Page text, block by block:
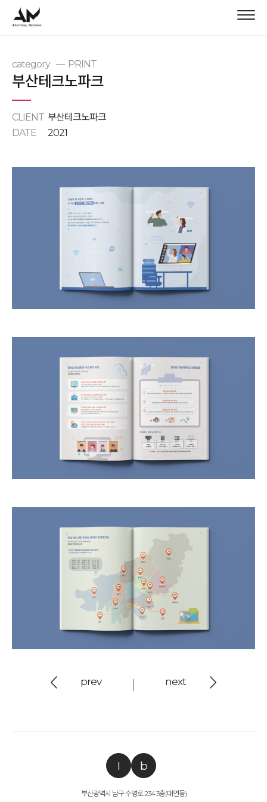
category PRINT
부산테크노파크
CLIENT 부산테크노파크
DATE
2021
prev next
I b
부산광역시 남구 수영로 234 3층(대연동)